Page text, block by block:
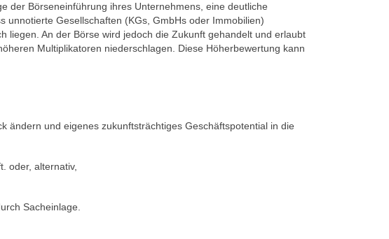
der Börseneinführung ihres Unternehmens, eine deutliche
Gesellschaften (KGs, GmbHs oder Immobilien)
liegen. An der Börse wird jedoch die Zukunft gehandelt und erlaubt
Multiplikatoren niederschlagen. Diese Höherbewertung kann
ändern und eigenes zukunftsträchtiges Geschäftspotential in die
oder, alternativ,
Sacheinlage.